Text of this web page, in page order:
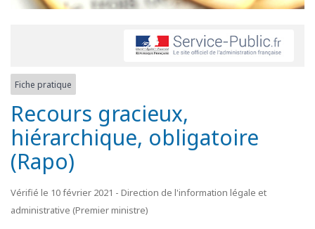
Fiche pratique
Recours gracieux,
hiérarchique, obligatoire
(Rapo)
Vérifié le 10 février 2021 - Direction de l'information légale et
administrative (Premier ministre)